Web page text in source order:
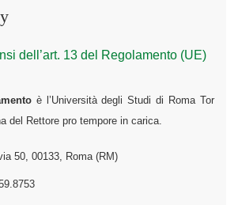
dell’art. 13 del Regolamento (UE)
è l’Università degli Studi di Roma Tor
del Rettore pro tempore in carica.
50, 00133, Roma (RM)